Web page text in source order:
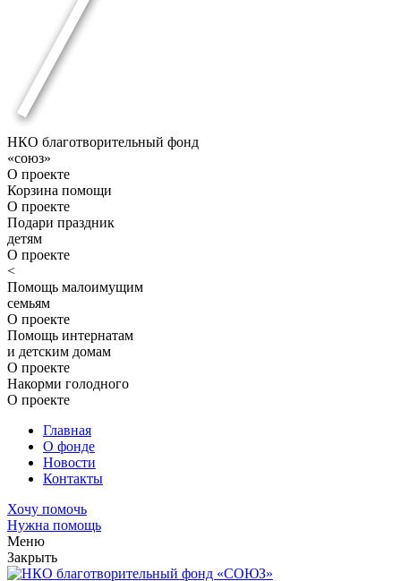
НКО благотворительный фонд
«союз»
О проекте
Корзина помощи
О проекте
Подари праздник
детям
О проекте
<
Помощь малоимущим
семьям
О проекте
Помощь интернатам
и детским домам
О проекте
Накорми голодного
О проекте
Главная
О фонде
Новости
Контакты
Хочу помочь
Нужна помощь
Меню
Закрыть